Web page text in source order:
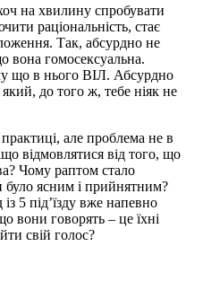
на хвилину спробувати
раціональність, стає
Так, абсурдно не
вона гомосексуальна.
що в нього ВІЛ. Абсурдно
до того ж, тебе ніяк не
але проблема не в
відмовлятися від того, що
Чому раптом стало
ясним і прийнятним?
5 під’їзду вже напевно
вони говорять – це їхні
свій голос?